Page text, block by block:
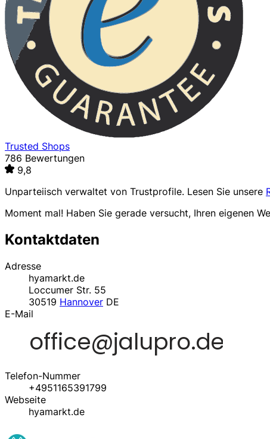
Trusted Shops
786 Bewertungen
9,8
Unparteiisch verwaltet von Trustprofile. Lesen Sie unsere
Moment mal! Haben Sie gerade versucht, Ihren eigenen
Kontaktdaten
Adresse
hyamarkt.de
Loccumer Str. 55
30519 Hannover DE
E-Mail
Telefon-Nummer
+4951165391799
Webseite
hyamarkt.de